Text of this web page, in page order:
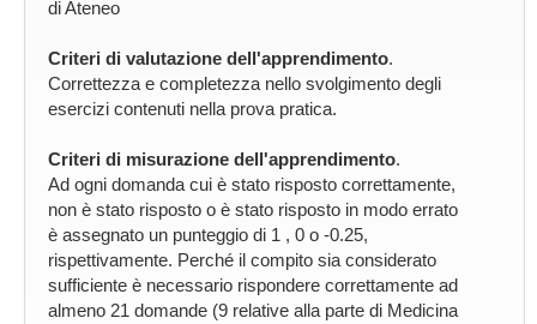
di Ateneo
Criteri di valutazione dell'apprendimento.
Correttezza e completezza nello svolgimento degli
esercizi contenuti nella prova pratica.
Criteri di misurazione dell'apprendimento.
Ad ogni domanda cui è stato risposto correttamente,
non è stato risposto o è stato risposto in modo errato
è assegnato un punteggio di 1 , 0 o -0.25,
rispettivamente. Perché il compito sia considerato
sufficiente è necessario rispondere correttamente ad
almeno 21 domande (9 relative alla parte di Medicina